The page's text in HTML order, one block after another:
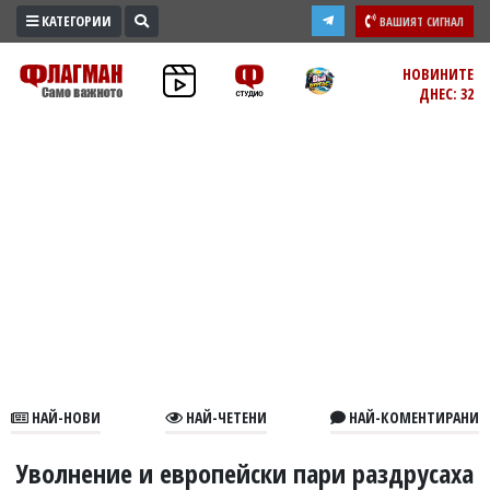
ПРОМО
ЗОНА
В
КАТЕГОРИИ ВАШИЯТ СИГНАЛ
НОВИНИТЕ
ДНЕС: 32
НАЙ-НОВИ НАЙ-ЧЕТЕНИ НАЙ-КОМЕНТИРАНИ
Уволнение и европейски пари раздрусаха